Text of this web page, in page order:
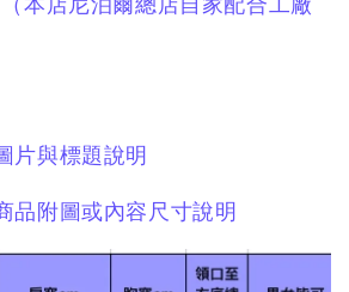
片與標題說明
品附圖或內容尺寸說明